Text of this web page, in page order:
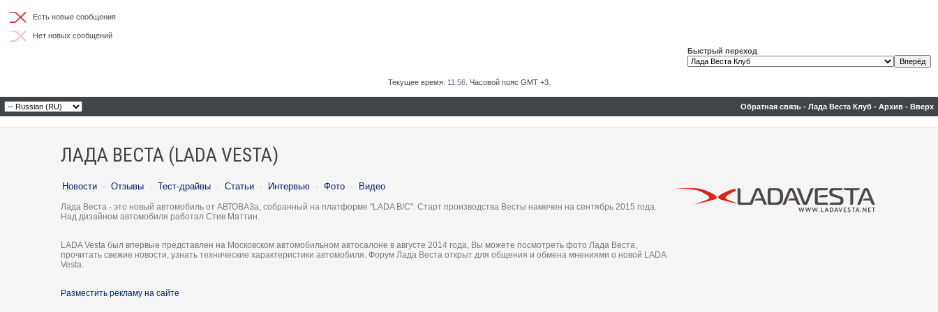
Есть новые сообщения
Нет новых сообщений
Быстрый переход
Текущее время: 11:56. Часовой пояс GMT +3.
Обратная связь - Лада Веста Клуб - Архив - Вверх
ЛАДА ВЕСТА (LADA VESTA)
Новости · Отзывы · Тест-драйвы · Статьи · Интервью · Фото · Видео
Лада Веста - это новый автомобиль от АВТОВАЗа, собранный на платформе "LADA B/C". Старт производства Весты намечен на сентябрь 2015 года.
Над дизайном автомобиля работал Стив Маттин.
LADA Vesta был впервые представлен на Московском автомобильном автосалоне в августе 2014 года, Вы можете посмотреть фото Лада Веста,
прочитать свежие новости, узнать технические характеристики автомобиля. Форум Лада Веста открыт для общения и обмена мнениями о новой LADA
Vesta.
Разместить рекламу на сайте